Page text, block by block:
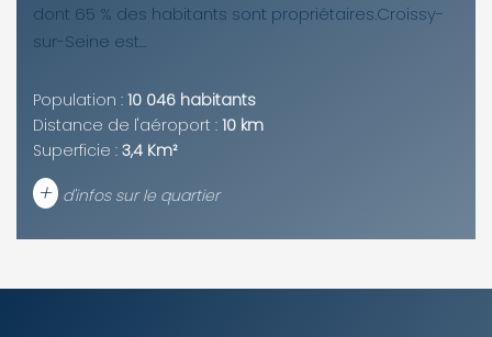
dont 65 % des habitants sont propriétaires.Croissy-
sur-Seine est...
Population : 10 046 habitants
Distance de l'aéroport : 10 km
Superficie : 3,4 Km²
+ d'infos sur le quartier